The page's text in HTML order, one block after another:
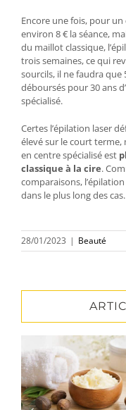
Encore une fois, pour un
environ 8 € la séance,
du maillot classique,
trois semaines, ce qui
sourcils, il ne faudra que
déboursés pour 30 ans
spécialisé.
Certes l’épilation laser
élevé sur le court terme,
en centre spécialisé est
classique à la cire.
comparaisons,
dans le plus long des cas.
28/01/2023 | Beauté